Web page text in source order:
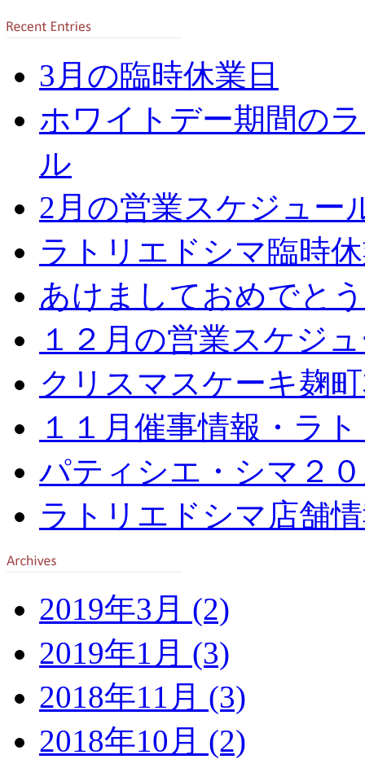
3月の臨時休業日
ホワイトデー期間の
ル
2月の営業スケジュー
ラトリエドシマ臨時
あけましておめでと
１２月の営業スケジ
クリスマスケーキ麹
１１月催事情報・ラ
パティシエ・シマ２
ラトリエドシマ店舗
2019年3月 (2)
2019年1月 (3)
2018年11月 (3)
2018年10月 (2)